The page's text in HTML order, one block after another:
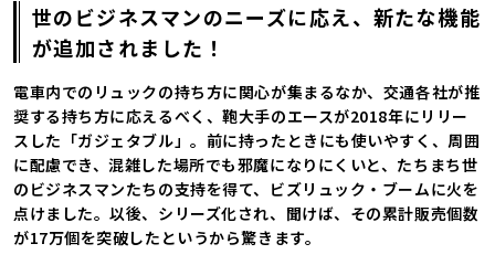
世のビジネスマンのニーズに応え、新たな機能
が追加されました！
電車内でのリュックの持ち方に関心が集まるなか、交通各社が推
奨する持ち方に応えるべく、鞄大手のエースが2018年にリリー
スした「ガジェタブル」。前に持ったときにも使いやすく、周囲
に配慮でき、混雑した場所でも邪魔になりにくいと、たちまち世
のビジネスマンたちの支持を得て、ビズリュック・ブームに火を
点けました。以後、シリーズ化され、聞けば、その累計販売個数
が17万個を突破したというから驚きます。